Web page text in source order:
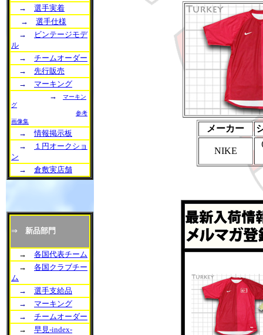
→ 選手実着
→ 選手仕様
→
ビンテージモデ
ル
→ チームオーダー
→ 先行販売
→ マーキング
→
マーキン
グ
参考
画像集
→情報掲示板
→
１円オークショ
ン
→ 倉敷実店舗
⇒ 新品部門
→ 各国代表チーム
→ 各国クラブチー
ム
→ 選手支給品
→ マーキング
→ チームオーダー
→ 早見-index-
メーカー
NIKE